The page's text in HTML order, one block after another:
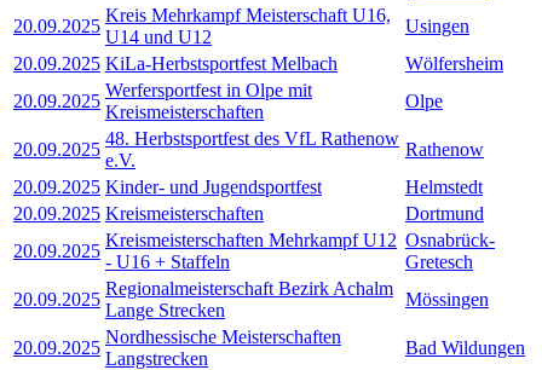
20.09.2025
Kreis Mehrkampf Meisterschaft U16,
U14 und U12
Usingen
20.09.2025 KiLa-Herbstsportfest Melbach
Wölfersheim
20.09.2025
Werfersportfest in Olpe mit
Kreismeisterschaften
Olpe
20.09.2025
48. Herbstsportfest des VfL Rathenow
e.V.
Rathenow
20.09.2025 Kinder- und Jugendsportfest
Helmstedt
20.09.2025 Kreismeisterschaften
Dortmund
20.09.2025
Kreismeisterschaften Mehrkampf U12
- U16 + Staffeln
Osnabrück-
Gretesch
20.09.2025
Regionalmeisterschaft Bezirk Achalm
Lange Strecken
Mössingen
20.09.2025
Nordhessische Meisterschaften
Langstrecken
Bad Wildungen